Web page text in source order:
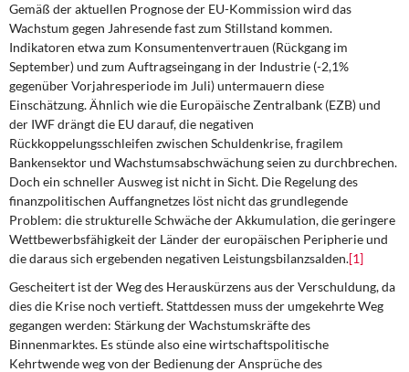
Gemäß der aktuellen Prognose der EU-Kommission wird das
Wachstum gegen Jahresende fast zum Stillstand kommen.
Indikatoren etwa zum Konsumentenvertrauen (Rückgang im
September) und zum Auftragseingang in der Industrie (-2,1%
gegenüber Vorjahresperiode im Juli) untermauern diese
Einschätzung. Ähnlich wie die Europäische Zentralbank (EZB) und
der IWF drängt die EU darauf, die negativen
Rückkoppelungsschleifen zwischen Schuldenkrise, fragilem
Bankensektor und Wachstumsabschwächung seien zu durchbrechen.
Doch ein schneller Ausweg ist nicht in Sicht. Die Regelung des
finanzpolitischen Auffangnetzes löst nicht das grundlegende
Problem: die strukturelle Schwäche der Akkumulation, die geringere
Wettbewerbsfähigkeit der Länder der europäischen Peripherie und
die daraus sich ergebenden negativen Leistungsbilanzsalden.[1]
Gescheitert ist der Weg des Herauskürzensaus der Verschuldung, da
dies die Krise noch vertieft. Stattdessen muss der umgekehrte Weg
gegangen werden: Stärkung der Wachstumskräfte des
Binnenmarktes. Es stünde also eine wirtschaftspolitische
Kehrtwende weg von der Bedienung der Ansprüche des